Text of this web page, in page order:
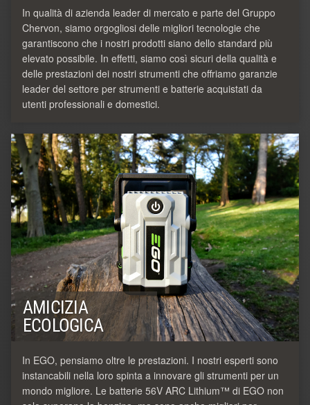
In qualità di azienda leader di mercato e parte del Gruppo
Chervon, siamo orgogliosi delle migliori tecnologie che
garantiscono che i nostri prodotti siano dello standard più
elevato possibile. In effetti, siamo così sicuri della qualità e
delle prestazioni dei nostri strumenti che offriamo garanzie
leader del settore per strumenti e batterie acquistati da
utenti professionali e domestici.
AMICIZIA
ECOLOGICA
In EGO, pensiamo oltre le prestazioni. I nostri esperti sono
instancabili nella loro spinta a innovare gli strumenti per un
mondo migliore. Le batterie 56V ARC Lithium™ di EGO non